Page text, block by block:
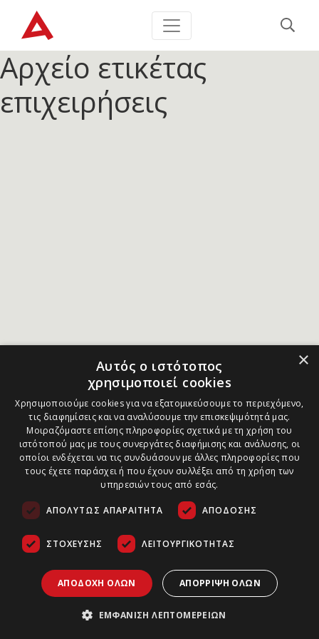
Αρχείο ετικέτας
επιχειρήσεις
×
Αυτός ο ιστότοπος
χρησιμοποιεί cookies
Χρησιμοποιούμε cookies για να εξατομικεύσουμε το περιεχόμενο,
τις διαφημίσεις και να αναλύσουμε την επισκεψιμότητά μας.
Μοιραζόμαστε επίσης πληροφορίες σχετικά με τη χρήση του
ιστότοπού μας με τους συνεργάτες διαφήμισης και ανάλυσης, οι
οποίοι ενδέχεται να τις συνδυάσουν με άλλες πληροφορίες που
τους έχετε παράσχει ή που έχουν συλλέξει από τη χρήση των
υπηρεσιών τους από εσάς.
ΑΠΟΛΎΤΩΣ ΑΠΑΡΑΊΤΗΤΑ ΑΠΌΔΟΣΗΣ
ΣΤΌΧΕΥΣΗΣ ΛΕΙΤΟΥΡΓΙΚΌΤΗΤΑΣ
ΑΠΟΔΟΧΉ ΌΛΩΝ ΑΠΌΡΡΙΨΗ ΌΛΩΝ
ΕΜΦΆΝΙΣΗ ΛΕΠΤΟΜΕΡΕΙΏΝ